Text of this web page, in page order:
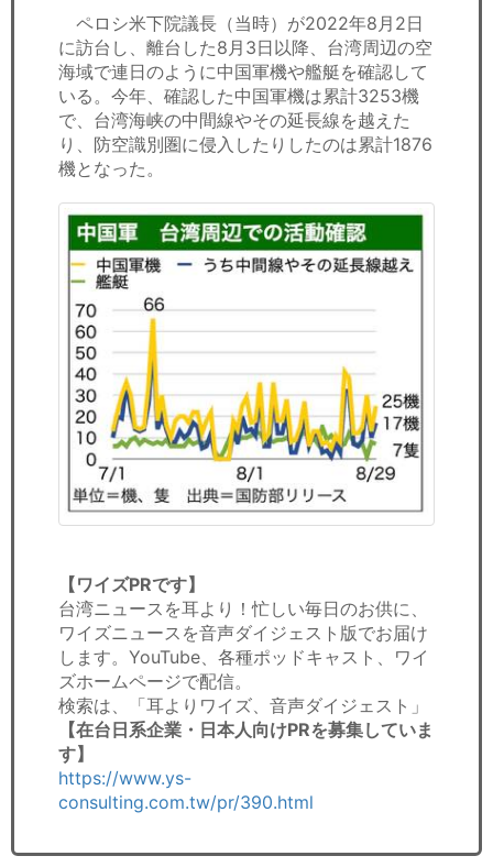
ペロシ米下院議長（当時）が2022年8月2日
に訪台し、離台した8月3日以降、台湾周辺の空
海域で連日のように中国軍機や艦艇を確認して
いる。今年、確認した中国軍機は累計3253機
で、台湾海峡の中間線やその延長線を越えた
り、防空識別圏に侵入したりしたのは累計1876
機となった。
【ワイズPRです】
台湾ニュースを耳より！忙しい毎日のお供に、
ワイズニュースを音声ダイジェスト版でお届け
します。YouTube、各種ポッドキャスト、ワイ
ズホームページで配信。
検索は、「耳よりワイズ、音声ダイジェスト」
【在台日系企業・日本人向けPRを募集していま
す】
https://www.ys-
consulting.com.tw/pr/390.html